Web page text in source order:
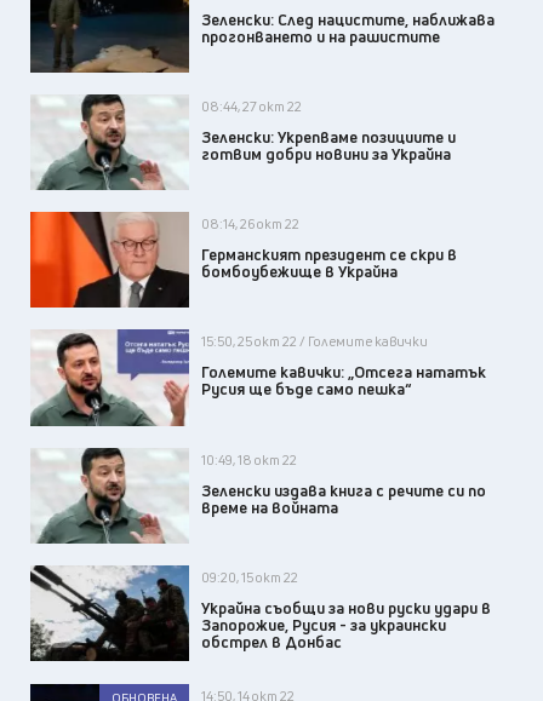
Зеленски: След нацистите, наближава
прогонването и на рашистите
08:44, 27 окт 22
Зеленски: Укрепваме позициите и
готвим добри новини за Украйна
08:14, 26 окт 22
Германският президент се скри в
бомбоубежище в Украйна
15:50, 25 окт 22 / Големите кавички
Големите кавички: „Отсега нататък
Русия ще бъде само пешка“
10:49, 18 окт 22
Зеленски издава книга с речите си по
време на войната
09:20, 15 окт 22
Украйна съобщи за нови руски удари в
Запорожие, Русия - за украински
обстрел в Донбас
ОБНОВЕНА 14:50, 14 окт 22